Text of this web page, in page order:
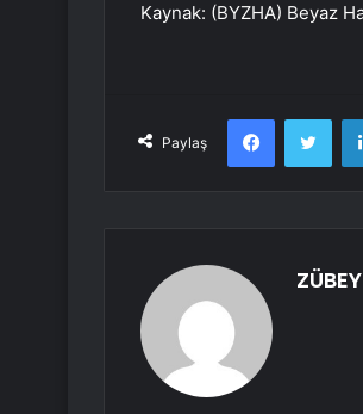
Kaynak: (BYZHA) Beyaz
Paylaş
Facebook